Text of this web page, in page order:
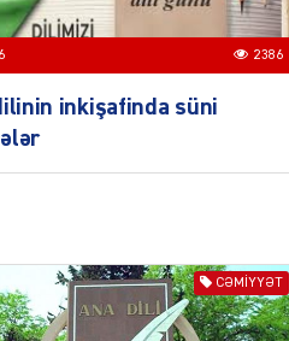
Məcəlləsində dəyişikliyi
TƏSDİQLƏDİ
açıqlaması
Ermənistanın taleyi BU
TARİXDƏ həll olunacaq
2386
inkişafinda süni
CƏMIYYƏT